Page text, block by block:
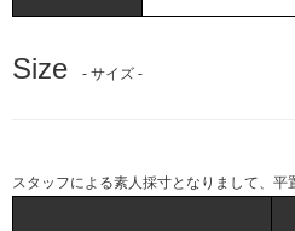
Size - サイズ -
スタッフによる素人採寸となりまして、平